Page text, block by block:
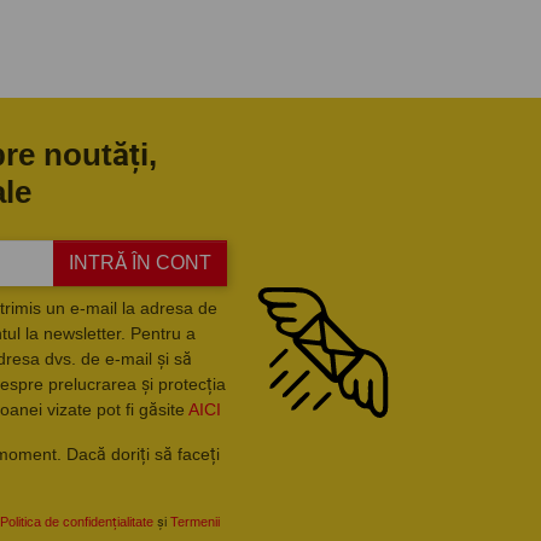
noutăți,
INTRĂ ÎN CONT
un e-mail la adresa de
la newsletter. Pentru a
dvs. de e-mail și să
prelucrarea și protecția
vizate pot fi găsite AICI
Dacă doriți să faceți
Politica de confidențialitate și Termenii